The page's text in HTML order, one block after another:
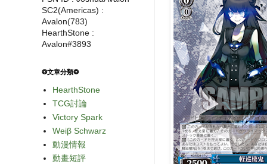
SC2(Americas) :
Avalon(783)
HearthStone :
Avalon#3893
❂文章分類❂
HearthStone
TCG討論
Victory Spark
Weiβ Schwarz
動漫情報
動畫短評